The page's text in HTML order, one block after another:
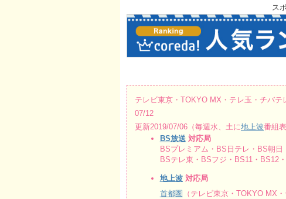
ス
テレビ東京・TOKYO MX・テレ玉・チバ
07/12
更新2019/07/06（毎週水、土に地上波番組
BS放送対応局
BSプレミアム・BS日テレ・BS朝日
BSテレ東・BSフジ・BS11・BS12
地上波対応局
首都圏
（テレビ東京・TOKYO MX